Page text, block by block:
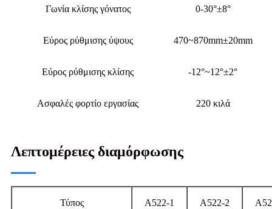
Γωνία κλίσης γόνατος 0-30°±8°
Εύρος ρύθμισης ύψους 470~870mm±20mm
Εύρος ρύθμισης κλίσης -12°~12°±2°
Ασφαλές φορτίο εργασίας 220 κιλά
Λεπτομέρειες διαμόρφωσης
Τύπος A522-1 A522-2